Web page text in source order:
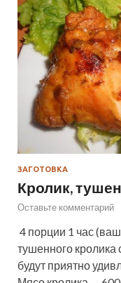
ЗАГОТОВКА
Кролик,
Оставьте комментарий
4 порции 1 час
тушенного
будут приятно